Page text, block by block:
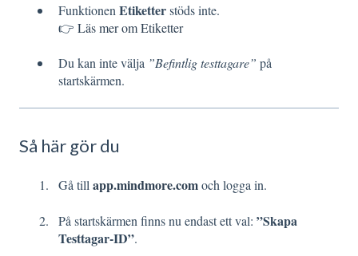
Funktionen Etiketterstöds inte.
👉 Läs mer om Etiketter
Du kan inte välja ”Befintlig testtagare” på
startskärmen.
Så här gör du
Gå till app.mindmore.comoch logga in.
På startskärmen finns nu endast ett val: ”Skapa
Testtagar-ID”.